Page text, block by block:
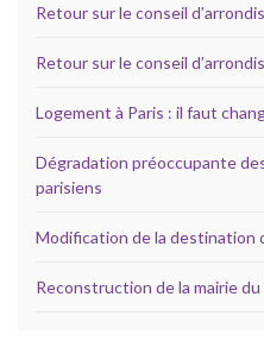
Retour sur le conseil
Retour sur le conseil
Logement à Paris : il faut
Dégradation préoccupante
parisiens
Modification de la destination
Reconstruction de la mairie